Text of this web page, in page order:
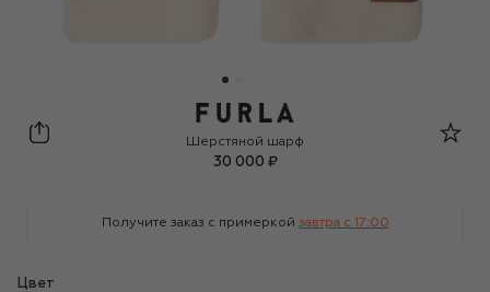
Furla
Шерстяной шарф
30 000 ₽
Получите заказ с примеркой завтра c 17:00
Цвет